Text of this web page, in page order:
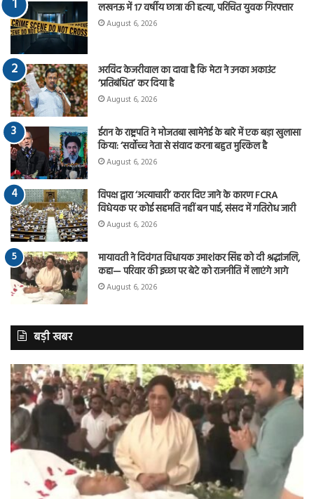
लखनऊ में 17 वर्षीय छात्रा की हत्या, परिचित युवक गिरफ्तार
August 6, 2026
अरविंद केजरीवाल का दावा है कि मेटा ने उनका अकाउंट
‘प्रतिबंधित’ कर दिया है
August 6, 2026
ईरान के राष्ट्रपति ने मोजतबा खामेनेई के बारे में एक बड़ा खुलासा
किया: ‘सर्वोच्च नेता से संवाद करना बहुत मुश्किल है
August 6, 2026
विपक्ष द्वारा ‘अत्याचारी’ करार दिए जाने के कारण FCRA
विधेयक पर कोई सहमति नहीं बन पाई, संसद में गतिरोध जारी
August 6, 2026
मायावती ने दिवंगत विधायक उमाशंकर सिंह को दी श्रद्धांजलि,
कहा— परिवार की इच्छा पर बेटे को राजनीति में लाएंगे आगे
August 6, 2026
बड़ी खबर